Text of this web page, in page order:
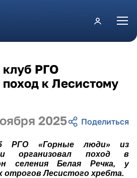
2025
РГО
поход к Лесистому
РГО «Горные люди» из
организовал поход в
селения Белая Речка, у
отрогов Лесистого хребта.